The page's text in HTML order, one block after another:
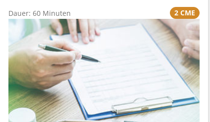
Dauer: 60 Minuten 2 CME